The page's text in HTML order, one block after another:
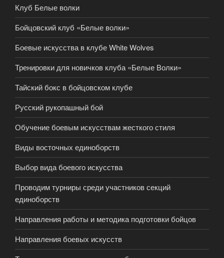
Клуб Белые волки
Бойцовский клуб «Белые волки»
Боевые искусства в клубе White Wolves
Тренировки для новичков клуба «Белые Волки»
Тайский бокс в бойцовском клубе
Русский рукопашный бой
Обучение боевым искусствам жесткого стиля
Виды восточных единоборств
Выбор вида боевого искусства
Проводим турниры среди участников секций
единоборств
Направления работы и методика подготовки бойцов
Направления боевых искусств